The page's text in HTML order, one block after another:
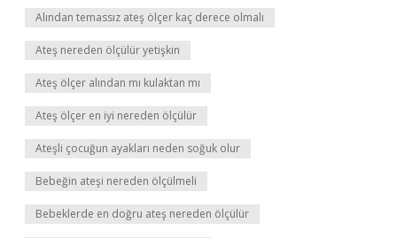
Alından temassız ateş ölçer kaç derece olmalı
Ateş nereden ölçülür yetişkin
Ateş ölçer alından mı kulaktan mı
Ateş ölçer en iyi nereden ölçülür
Ateşli çocuğun ayakları neden soğuk olur
Bebeğin ateşi nereden ölçülmeli
Bebeklerde en doğru ateş nereden ölçülür